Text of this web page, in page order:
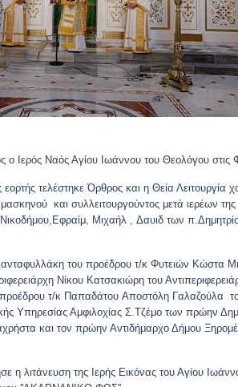
ο Ιερός Ναός Αγίου Ιωάννου του Θεολόγου στις
τελέστηκεΌρθρος και η Θεία Λειτουργία
και συλλειτουργούντος μετά ιερέων
Νικοδήμου,Εφραίμ, Μιχαήλ , Δαυιδ των
του προέδρου τ/κ Φυτειών Κώστα
Νίκου Κατσακιώρη του
τ/κ Παπαδάτου Αποστόλη Γαλαζούλα
Υπηρεσίας Αμφιλοχίας Σ.Τζέμο των πρώην
και τον πρώην Αντιδήμαρχο Δήμου
η λιτάνευση της Ιερής Εικόνας του Αγίου